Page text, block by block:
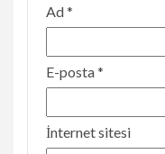
Ad*
E-posta*
İnternet sitesi